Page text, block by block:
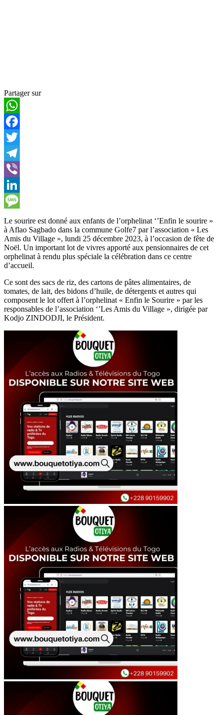
Partager sur
WhatsApp
Facebook
Twitter
Telegram
Viber
LinkedIn
Message
Le sourire est donné aux enfants de l’orphelinat ‘’Enfin le sourire »
à Aflao Sagbado dans la commune Golfe7 par l’association « Les
Amis du Village », lundi 25 décembre 2023, à l’occasion de fête de
Noël. Un important lot de vivres apporté aux pensionnaires de cet
orphelinat à rendu plus spéciale la célébration dans ce centre
d’accueil.
Ce sont des sacs de riz, des cartons de pâtes alimentaires, de
tomates, de lait, des bidons d’huile, de détergents et autres qui
composent le lot offert à l’orphelinat « Enfin le Sourire » par les
responsables de l’association ‘’Les Amis du Village », dirigée par
Kodjo ZINDODJI, le Président.